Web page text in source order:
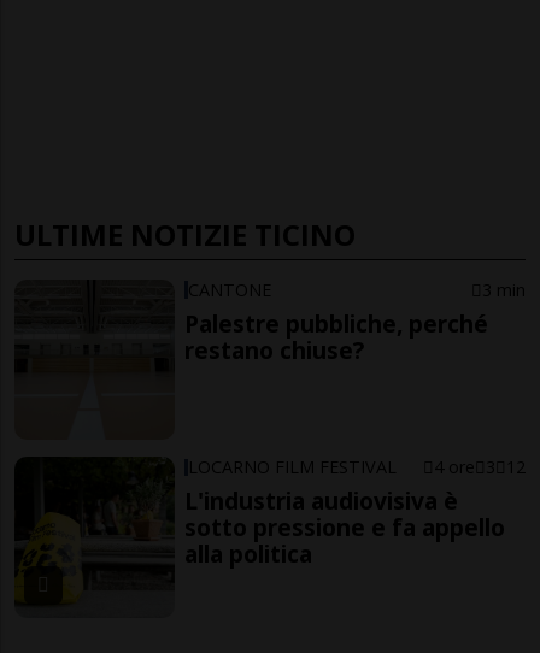
ULTIME NOTIZIE TICINO
CANTONE 3 min
Palestre pubbliche, perché
restano chiuse?
LOCARNO FILM FESTIVAL 4 ore 3 12
L'industria audiovisiva è
sotto pressione e fa appello
alla politica